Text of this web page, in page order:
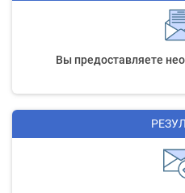
Вы предоставляете